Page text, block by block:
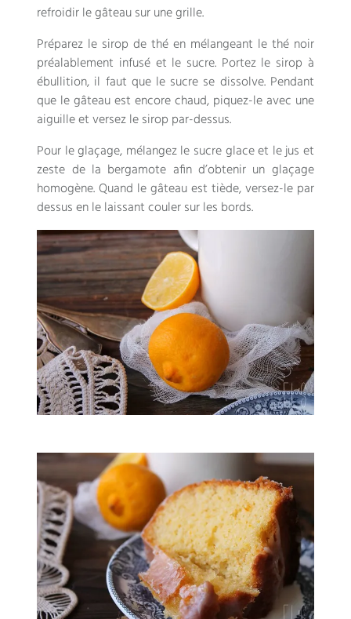
refroidir le gâteau sur une grille.
Préparez le sirop de thé en mélangeant le thé noir
préalablement infusé et le sucre. Portez le sirop à
ébullition, il faut que le sucre se dissolve. Pendant
que le gâteau est encore chaud, piquez-le avec une
aiguille et versez le sirop par-dessus.
Pour le glaçage, mélangez le sucre glace et le jus et
zeste de la bergamote afin d’obtenir un glaçage
homogène. Quand le gâteau est tiède, versez-le par
dessus en le laissant couler sur les bords.